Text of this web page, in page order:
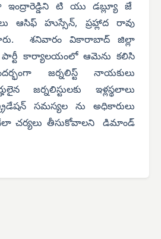
టి యు డబ్ల్యూ జే
ఆసిఫ్ హుస్సేన్, ప్రహ్లాద రావు
శనివారం వికారాబాద్ జిల్లా
పార్టీ కార్యాలయంలో ఆమెను కలిసి
జర్నలిస్ట్ నాయకులు
జర్నలిస్టులకు ఇళ్లస్థలాలు
సమస్యల ను అధికారులు
చర్యలు తీసుకోవాలని డిమాండ్